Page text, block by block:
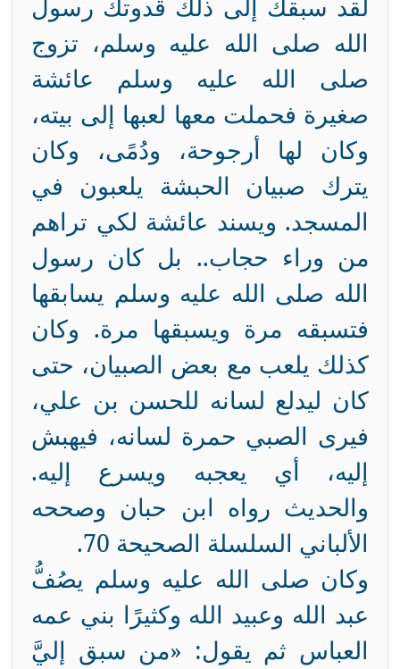
لقد سبقك إلى ذلك قدوتك رسول
الله صلى الله عليه وسلم، تزوج
صلى الله عليه وسلم عائشة
صغيرة فحملت معها لعبها إلى بيته،
وكان لها أرجوحة، ودُمًى، وكان
يترك صبيان الحبشة يلعبون في
المسجد. ويسند عائشة لكي تراهم
من وراء حجاب.. بل كان رسول
الله صلى الله عليه وسلم يسابقها
فتسبقه مرة ويسبقها مرة. وكان
كذلك يلعب مع بعض الصبيان، حتى
كان ليدلع لسانه للحسن بن علي،
فيرى الصبي حمرة لسانه، فيهبش
إليه، أي يعجبه ويسرع إليه.
والحديث رواه ابن حبان وصححه
الألباني السلسلة الصحيحة 70.
وكان صلى الله عليه وسلم يصُفُّ
عبد الله وعبيد الله وكثيرًا بني عمه
العباس ثم يقول: «من سبق إليَّ